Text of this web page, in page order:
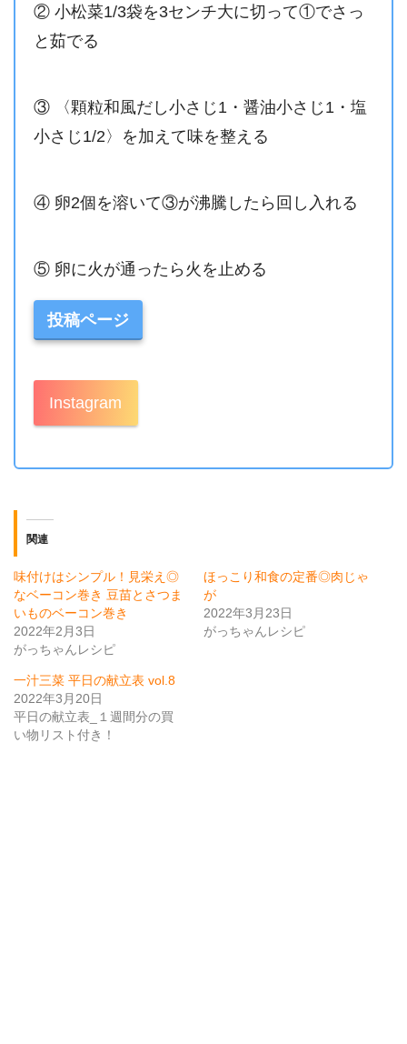
② 小松菜1/3袋を3センチ大に切って①でさっ
と茹でる
③ 〈顆粒和風だし小さじ1・醤油小さじ1・塩
小さじ1/2〉を加えて味を整える
④ 卵2個を溶いて③が沸騰したら回し入れる
⑤ 卵に火が通ったら火を止める
投稿ページ
Instagram
関連
味付けはシンプル！見栄え◎
なベーコン巻き 豆苗とさつま
いものベーコン巻き
2022年2月3日
がっちゃんレシピ
ほっこり和食の定番◎肉じゃ
が
2022年3月23日
がっちゃんレシピ
一汁三菜 平日の献立表 vol.8
2022年3月20日
平日の献立表_１週間分の買
い物リスト付き！